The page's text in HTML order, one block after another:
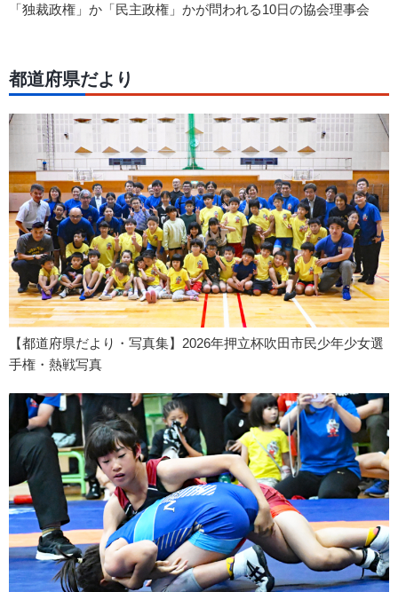
「独裁政権」か「民主政権」かが問われる10日の協会理事会
都道府県だより
【都道府県だより・写真集】2026年押立杯吹田市民少年少女選
手権・熱戦写真